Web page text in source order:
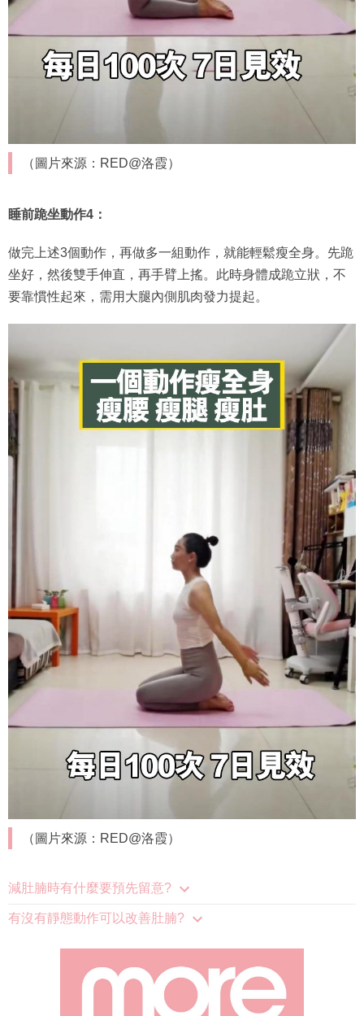
（圖片來源：RED@洛霞）
睡前跪坐動作4：
做完上述3個動作，再做多一組動作，就能輕鬆瘦全身。先跪
坐好，然後雙手伸直，再手臂上搖。此時身體成跪立狀，不
要靠慣性起來，需用大腿內側肌肉發力提起。
（圖片來源：RED@洛霞）
減肚腩時有什麼要預先留意?
有沒有靜態動作可以改善肚腩?